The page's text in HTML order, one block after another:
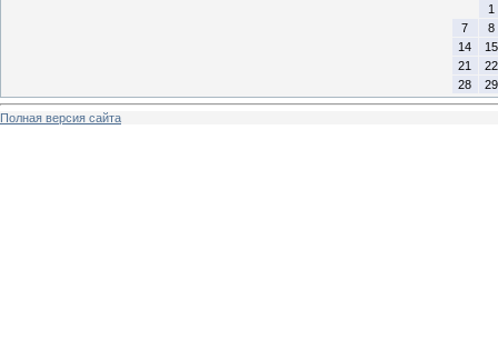
1
7
8
14
15
21
22
28
29
Полная версия сайта